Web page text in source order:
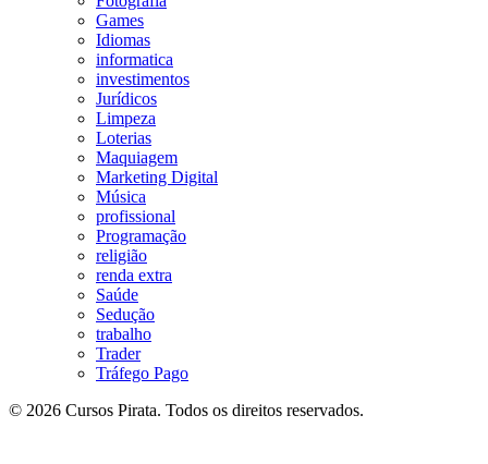
Games
Idiomas
informatica
investimentos
Jurídicos
Limpeza
Loterias
Maquiagem
Marketing Digital
Música
profissional
Programação
religião
renda extra
Saúde
Sedução
trabalho
Trader
Tráfego Pago
© 2026 Cursos Pirata. Todos os direitos reservados.